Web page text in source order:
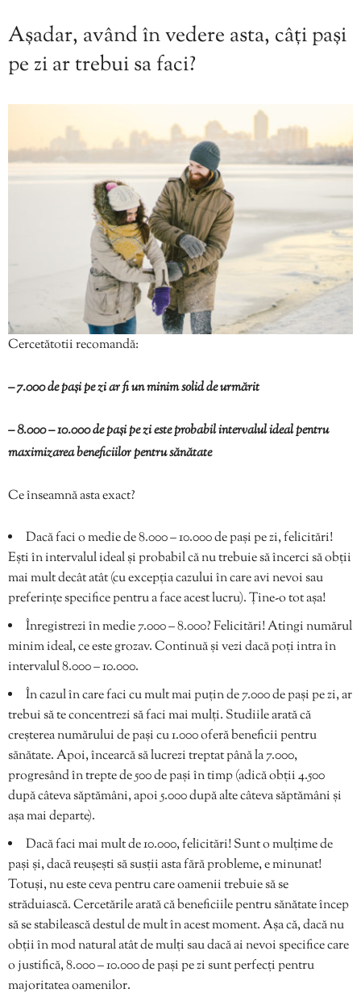
Așadar, având în vedere asta, câți pași
pe zi ar trebui sa faci?
Cercetătotii recomandă:
– 7.000 de pași pe zi ar fi un minim solid de urmărit
– 8.000 – 10.000 de pași pe zi este probabil intervalul ideal pentru
maximizarea beneficiilor pentru sănătate
Ce înseamnă asta exact?
Dacă faci o medie de 8.000 – 10.000 de pași pe zi, felicitări!
Ești în intervalul ideal și probabil că nu trebuie să încerci să obții
mai mult decât atât (cu excepția cazului în care avi nevoi sau
preferințe specifice pentru a face acest lucru). Ține-o tot așa!
Înregistrezi în medie 7.000 – 8.000? Felicitări! Atingi numărul
minim ideal, ce este grozav. Continuă și vezi dacă poți intra în
intervalul 8.000 – 10.000.
În cazul în care faci cu mult mai puțin de 7.000 de pași pe zi, ar
trebui să te concentrezi să faci mai mulți. Studiile arată că
creșterea numărului de pași cu 1.000 oferă beneficii pentru
sănătate. Apoi, încearcă să lucrezi treptat până la 7.000,
progresând în trepte de 500 de pași în timp (adică obții 4.500
după câteva săptămâni, apoi 5.000 după alte câteva săptămâni și
așa mai departe).
Dacă faci mai mult de 10.000, felicitări! Sunt o mulțime de
pași și, dacă reușești să susții asta fără probleme, e minunat!
Totuși, nu este ceva pentru care oamenii trebuie să se
străduiască. Cercetările arată că beneficiile pentru sănătate încep
să se stabilească destul de mult în acest moment. Așa că, dacă nu
obții în mod natural atât de mulți sau dacă ai nevoi specifice care
o justifică, 8.000 – 10.000 de pași pe zi sunt perfecți pentru
majoritatea oamenilor.